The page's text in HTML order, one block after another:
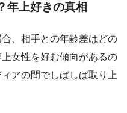
年上好きの真相
、相手との年齢差はどの
女性を好む傾向があるの
アの間でしばしば取り上